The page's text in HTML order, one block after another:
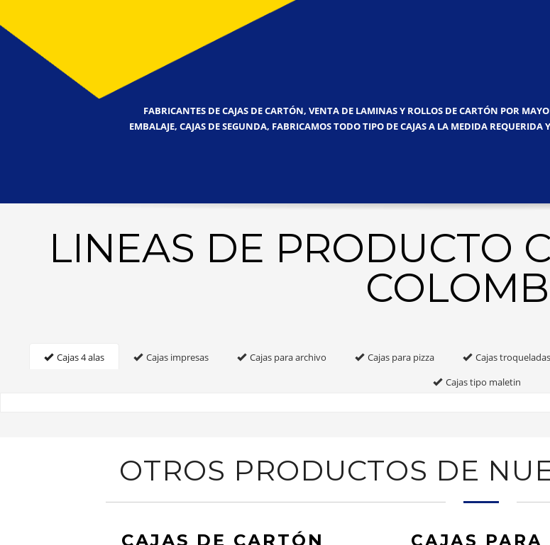
FABRICANTES DE CAJAS DE CARTÓN, VENTA DE LAMINAS Y ROLLOS DE CARTÓN POR
EMBALAJE, CAJAS DE SEGUNDA, FABRICAMOS TODO TIPO DE CAJAS A LA MEDIDA
LINEAS DE PRODUCTO
Cajas 4 alas Cajas impresas Cajas para archivo Cajas para pizza Cajas troqueladas
Cajas tipo maletin
OTROS PRODUCTOS DE
CAJAS DE CARTÓN
CAJAS PARA